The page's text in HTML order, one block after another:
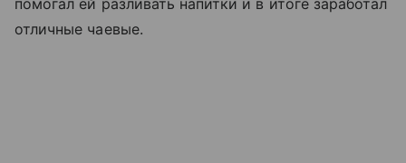
помогал ей разливать напитки и в итоге заработал
отличные чаевые.